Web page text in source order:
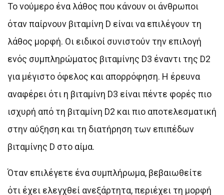
Το νούμερο ένα λάθος που κάνουν οι άνθρωποι
όταν παίρνουν βιταμίνη D είναι να επιλέγουν τη
λάθος μορφή. Οι ειδικοί συνιστούν την επιλογή
ενός συμπληρώματος βιταμίνης D3 έναντι της D2
για μέγιστο όφελος και απορρόφηση. Η έρευνα
αναφέρει ότι η βιταμίνη D3 είναι πέντε φορές πιο
ισχυρή από τη βιταμίνη D2 και πιο αποτελεσματική
στην αύξηση και τη διατήρηση των επιπέδων
βιταμίνης D στο αίμα.
Όταν επιλέγετε ένα συμπλήρωμα, βεβαιωθείτε
ότι έχει ελεγχθεί ανεξάρτητα, περιέχει τη μορφή